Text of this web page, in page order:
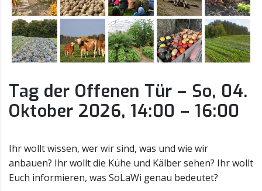
Tag der Offenen Tür – So, 04.
Oktober 2026, 14:00 – 16:00
Ihr wollt wissen, wer wir sind, was und wie wir
anbauen? Ihr wollt die Kühe und Kälber sehen? Ihr wollt
Euch informieren, was SoLaWi genau bedeutet?